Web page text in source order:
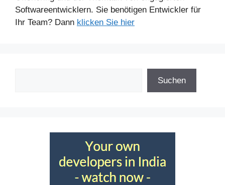
Softwareentwicklern. Sie benötigen Entwickler für
Ihr Team? Dann klicken Sie hier
Suchen